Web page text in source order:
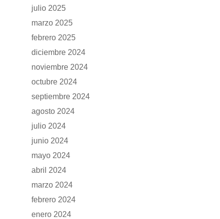
julio 2025
marzo 2025
febrero 2025
diciembre 2024
noviembre 2024
octubre 2024
septiembre 2024
agosto 2024
julio 2024
junio 2024
mayo 2024
abril 2024
marzo 2024
febrero 2024
enero 2024